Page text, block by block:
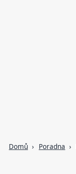
Domů Poradna